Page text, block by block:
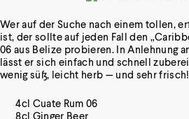
Wer auf der Suche nach einem tollen,
ist, der sollte auf jeden Fall den
06 aus Belize probieren. In Anlehnung
lässt er sich einfach und schnell
wenig süß, leicht herb — und sehr frisch!
4cl Cuate Rum 06
8cl Ginger Beer